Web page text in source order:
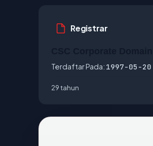
Registrar
Terdaftar Pada: 1997-05-20
29 tahun